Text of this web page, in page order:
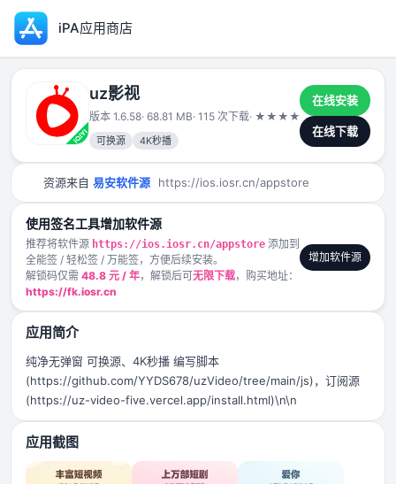
iPA应用商店
uz影视
版本 1.6.58· 68.81 MB· 115 次下载· ★ ★ ★ ★ ★
2025-06-04
可换源
4K秒播
在线安装
在线下载
资源来自 易安软件源 https://ios.iosr.cn/appstore
使用签名工具增加软件源
推荐将软件源 https://ios.iosr.cn/appstore 添加到
全能签 / 轻松签 / 万能签，方便后续安装。
解锁码仅需 48.8 元 / 年，解锁后可无限下载，购买地址：
https://fk.iosr.cn
增加软件源
应用简介
纯净无弹窗 可换源、4K秒播 编写脚本
(https://github.com/YYDS678/uzVideo/tree/main/js)，订阅源
(https://uz-video-five.vercel.app/install.html)\n\n
应用截图